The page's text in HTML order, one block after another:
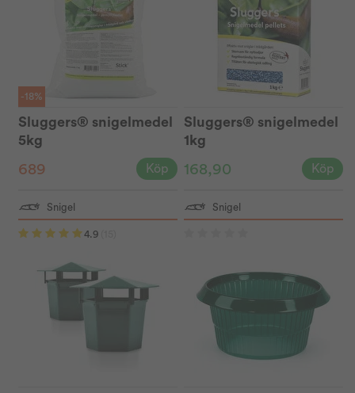
-18%
Sluggers® snigelmedel
5kg
689 Köp
Sluggers® snigelmedel
1kg
168,90 Köp
Snigel
4.9
Snigel